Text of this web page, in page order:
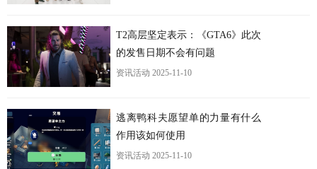
T2高层坚定表示：《GTA6》此次
的发售日期不会有问题
资讯活动 2025-11-10
逃离鸭科夫愿望单的力量有什么
作用该如何使用
资讯活动 2025-11-10